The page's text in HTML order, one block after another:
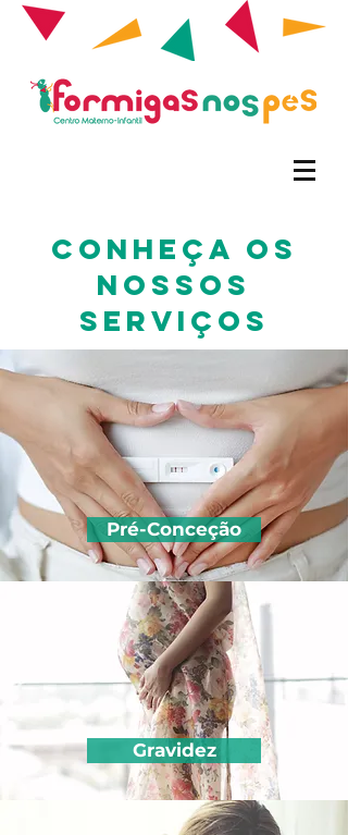
Conheça os
nossos
Serviços
Pré-Conceção
Gravidez